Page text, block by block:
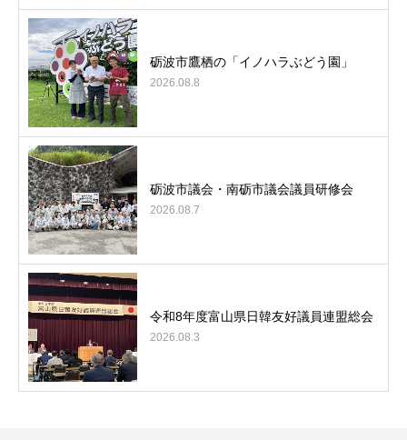
砺波市鷹栖の「イノハラぶどう園」
2026.08.8
砺波市議会・南砺市議会議員研修会
2026.08.7
令和8年度富山県日韓友好議員連盟総会
2026.08.3